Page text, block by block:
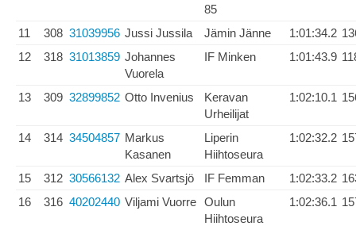
85
11 308 31039956 Jussi Jussila Jämin Jänne 1:01:34.2
12
318 31013859 Johannes
Vuorela
IF Minken 1:01:43.9
13 309 32899852 Otto Invenius
Keravan
Urheilijat
1:02:10.1
14 314 34504857 Markus
Kasanen
Liperin
Hiihtoseura
1:02:32.2
15 312 30566132 Alex Svartsjö IF Femman 1:02:33.2
16
316 40202440 Viljami Vuorre Oulun
Hiihtoseura
1:02:36.1